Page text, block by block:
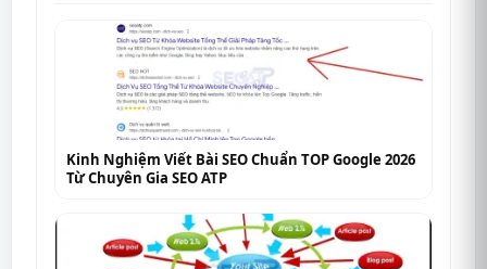
Kinh Nghiệm Viết Bài SEO Chuẩn TOP Google 2026
Từ Chuyên Gia SEO ATP